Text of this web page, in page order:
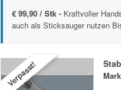
€ 99,90 / Stk - Kraftvoller
auch als Sticksauger nutzen
Verpasst!